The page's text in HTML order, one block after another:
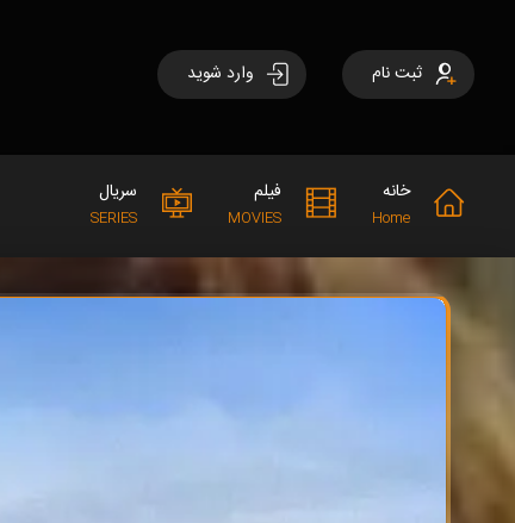
ثبت نام وارد شوید
خانه
Home
فیلم
MOVIES
سریال
SERIES